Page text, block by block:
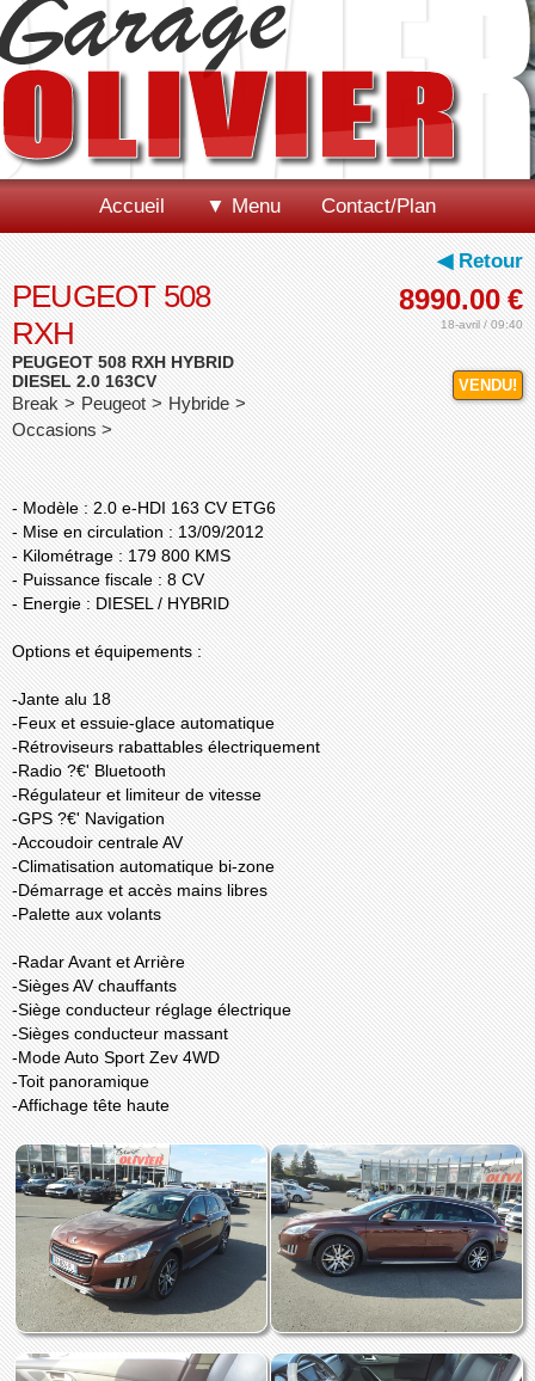
Accueil ▼ Menu Contact/Plan
◀ Retour
8990.00 €
18-avril / 09:40
VENDU!
PEUGEOT 508
RXH
PEUGEOT 508 RXH HYBRID
DIESEL 2.0 163CV
Break > Peugeot > Hybride >
Occasions >
- Modèle : 2.0 e-HDI 163 CV ETG6
- Mise en circulation : 13/09/2012
- Kilométrage : 179 800 KMS
- Puissance fiscale : 8 CV
- Energie : DIESEL / HYBRID
Options et équipements :
-Jante alu 18
-Feux et essuie-glace automatique
-Rétroviseurs rabattables électriquement
-Radio ?€' Bluetooth
-Régulateur et limiteur de vitesse
-GPS ?€' Navigation
-Accoudoir centrale AV
-Climatisation automatique bi-zone
-Démarrage et accès mains libres
-Palette aux volants
-Radar Avant et Arrière
-Sièges AV chauffants
-Siège conducteur réglage électrique
-Sièges conducteur massant
-Mode Auto Sport Zev 4WD
-Toit panoramique
-Affichage tête haute